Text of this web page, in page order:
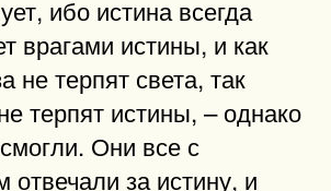
ибо истина всегда
врагами истины, и как
не терпят света, так
терпят истины, – однако
Они все с
отвечали за истину, и